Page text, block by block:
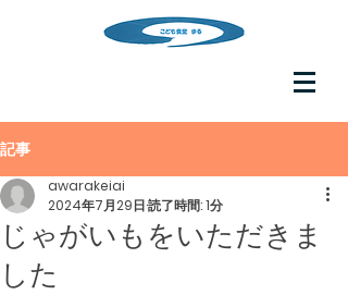
記事
じゃがいもをいただきま
した
awarakeiai
2024年7月29日読了時間: 1分